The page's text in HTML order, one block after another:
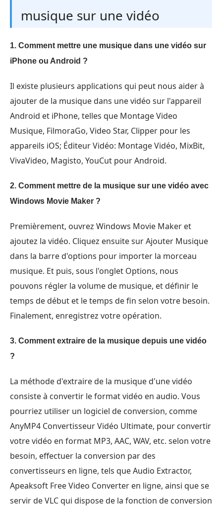
musique sur une vidéo
1. Comment mettre une musique dans une vidéo sur
iPhone ou Android ?
Il existe plusieurs applications qui peut nous aider à
ajouter de la musique dans une vidéo sur l'appareil
Android et iPhone, telles que Montage Video
Musique, FilmoraGo, Video Star, Clipper pour les
appareils iOS; Éditeur Vidéo: Montage Vidéo, MixBit,
VivaVideo, Magisto, YouCut pour Android.
2. Comment mettre de la musique sur une vidéo avec
Windows Movie Maker ?
Premièrement, ouvrez Windows Movie Maker et
ajoutez la vidéo. Cliquez ensuite sur Ajouter Musique
dans la barre d'options pour importer la morceau
musique. Et puis, sous l'onglet Options, nous
pouvons régler la volume de musique, et définir le
temps de début et le temps de fin selon votre besoin.
Finalement, enregistrez votre opération.
3. Comment extraire de la musique depuis une vidéo
?
La méthode d'extraire de la musique d'une vidéo
consiste à convertir le format vidéo en audio. Vous
pourriez utiliser un logiciel de conversion, comme
AnyMP4 Convertisseur Vidéo Ultimate, pour convertir
votre vidéo en format MP3, AAC, WAV, etc. selon votre
besoin, effectuer la conversion par des
convertisseurs en ligne, tels que Audio Extractor,
Apeaksoft Free Video Converter en ligne, ainsi que se
servir de VLC qui dispose de la fonction de conversion